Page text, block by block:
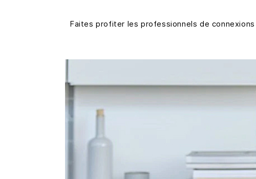
Faites profiter les professionnels de